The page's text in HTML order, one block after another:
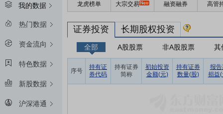
我的数据
热门数据
资金流向
特色数据
新股数据
沪深港通
龙虎榜单 大宗交易 融资融券 高管
证券投资 长期股权投资
全部 A股股票 非A股股票 其
序号
持有证
券代码
持有证券
简称
初始投资
金额(元)
持有证券
数量(股)
报告
损益(